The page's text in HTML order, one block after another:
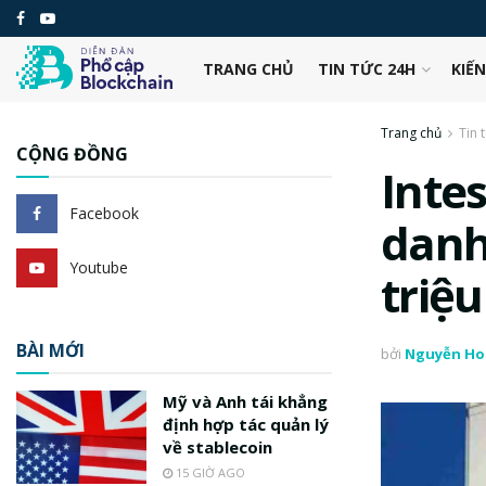
TRANG CHỦ TIN TỨC 24H
Trang chủ Tin
triệu
bởi Nguyễn
CỘNG ĐỒNG
Facebook
Youtube
BÀI MỚI
Mỹ và Anh tái khẳng
định hợp tác quản lý
về stablecoin
15 GIỜ AGO